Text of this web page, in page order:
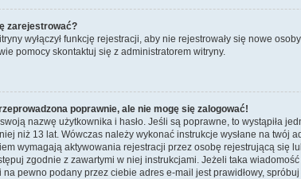
zarejestrować?
wyłączył funkcję rejestracji, aby nie rejestrowały się nowe
pomocy skontaktuj się z administratorem witryny.
poprawnie, ale nie mogę się zalogować!
nazwę użytkownika i hasło. Jeśli są poprawne, to wystąpiła
niż 13 lat. Wówczas należy wykonać instrukcje wysłane na twój
wymagają aktywowania rejestracji przez osobę rejestrującą się
zgodnie z zawartymi w niej instrukcjami. Jeżeli taka
na pewno podany przez ciebie adres e-mail jest prawidłowy,